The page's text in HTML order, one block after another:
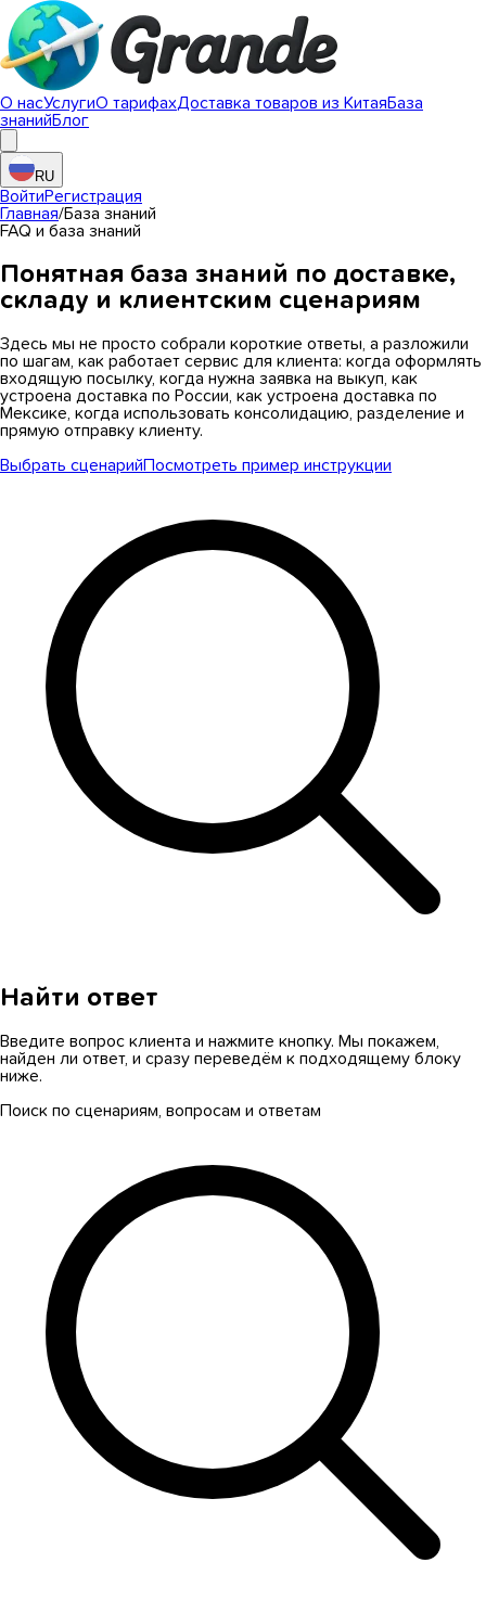
О насУслугиО тарифахДоставка товаров из КитаяБаза
знанийБлог
RU
ВойтиРегистрация
Главная/База знаний
FAQ и база знаний
Понятная база знаний по доставке,
складу и клиентским сценариям
Здесь мы не просто собрали короткие ответы, а разложили
по шагам, как работает сервис для клиента: когда оформлять
входящую посылку, когда нужна заявка на выкуп, как
устроена доставка по России, как устроена доставка по
Мексике, когда использовать консолидацию, разделение и
прямую отправку клиенту.
Выбрать сценарийПосмотреть пример инструкции
Найти ответ
Введите вопрос клиента и нажмите кнопку. Мы покажем,
найден ли ответ, и сразу переведём к подходящему блоку
ниже.
Поиск по сценариям, вопросам и ответам